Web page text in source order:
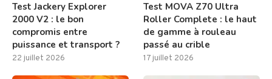
Test Jackery Explorer
2000 V2 : le bon
compromis entre
puissance et transport ?
22 juillet 2026
Test MOVA Z70 Ultra
Roller Complete : le haut
de gamme à rouleau
passé au crible
17 juillet 2026